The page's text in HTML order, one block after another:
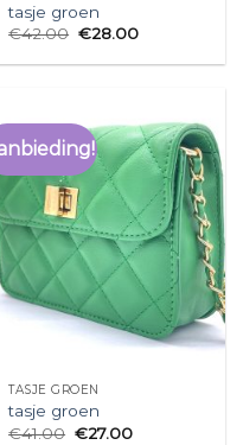
tasje groen
€42.00 €28.00
TASJE GROEN
tasje groen
€41.00 €27.00